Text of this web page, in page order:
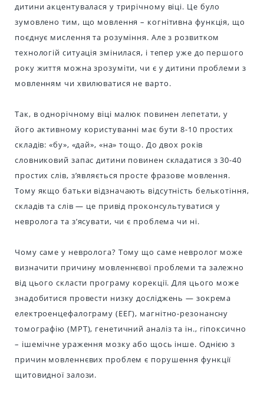
дитини акцентувалася у трирічному віці. Це було
зумовлено тим, що мовлення – когнітивна функція, що
поєднує мислення та розуміння. Але з розвитком
технологій ситуація змінилася, і тепер уже до першого
року життя можна зрозуміти, чи є у дитини проблеми з
мовленням чи хвилюватися не варто.
Так, в однорічному віці малюк повинен лепетати, у
його активному користуванні має бути 8-10 простих
складів: «бу», «дай», «на» тощо. До двох років
словниковий запас дитини повинен складатися з 30-40
простих слів, з’являється просте фразове мовлення.
Тому якщо батьки відзначають відсутність белькотіння,
складів та слів — це привід проконсультуватися у
невролога та з’ясувати, чи є проблема чи ні.
Чому саме у невролога? Тому що саме невролог може
визначити причину мовленнєвої проблеми та залежно
від цього скласти програму корекції. Для цього може
знадобитися провести низку досліджень — зокрема
електроенцефалограму (ЕЕГ), магнітно-резонансну
томографію (МРТ), генетичний аналіз та ін., гіпоксично
– ішемічне ураження мозку або щось інше. Однією з
причин мовленнєвих проблем є порушення функції
щитовидної залози.